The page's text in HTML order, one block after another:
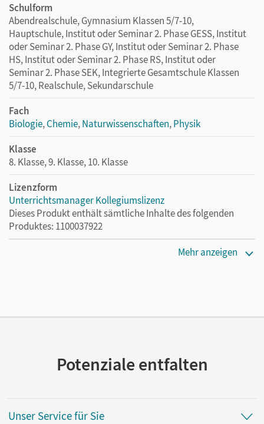
Schulform
Abendrealschule, Gymnasium Klassen 5/7-10,
Hauptschule, Institut oder Seminar 2. Phase GESS, Institut
oder Seminar 2. Phase GY, Institut oder Seminar 2. Phase
HS, Institut oder Seminar 2. Phase RS, Institut oder
Seminar 2. Phase SEK, Integrierte Gesamtschule Klassen
5/7-10, Realschule, Sekundarschule
Fach
Biologie,Chemie,Naturwissenschaften,Physik
Klasse
8. Klasse, 9. Klasse, 10. Klasse
Lizenzform
Unterrichtsmanager Kollegiumslizenz
Dieses Produkt enthält sämtliche Inhalte des folgenden
Produktes: 1100037922
Cornelsen Verlag
Mehr anzeigen
Potenziale entfalten
Unser Service für Sie